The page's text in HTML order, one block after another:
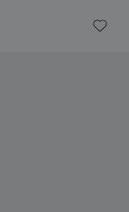
My